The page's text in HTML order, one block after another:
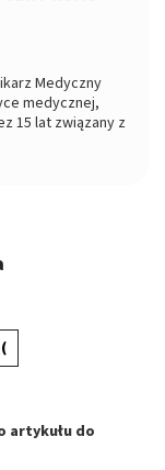
Medyczny
medycznej,
15 lat związany z
artykułu do